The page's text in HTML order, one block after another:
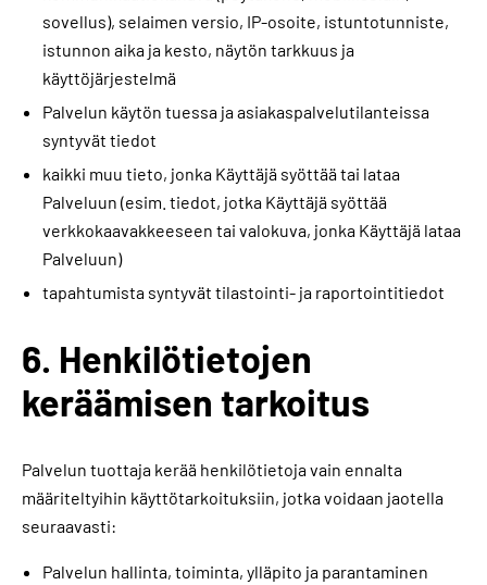
sovellus), selaimen versio, IP-osoite, istuntotunniste,
istunnon aika ja kesto, näytön tarkkuus ja
käyttöjärjestelmä
Palvelun käytön tuessa ja asiakaspalvelutilanteissa
syntyvät tiedot
kaikki muu tieto, jonka Käyttäjä syöttää tai lataa
Palveluun (esim. tiedot, jotka Käyttäjä syöttää
verkkokaavakkeeseen tai valokuva, jonka Käyttäjä lataa
Palveluun)
tapahtumista syntyvät tilastointi- ja raportointitiedot
6. Henkilötietojen
keräämisen tarkoitus
Palvelun tuottaja kerää henkilötietoja vain ennalta
määriteltyihin käyttötarkoituksiin, jotka voidaan jaotella
seuraavasti:
Palvelun hallinta, toiminta, ylläpito ja parantaminen